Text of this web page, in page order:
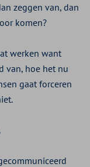
zeggen van, dan
komen?
werken want
van, hoe het nu
gaat forceren